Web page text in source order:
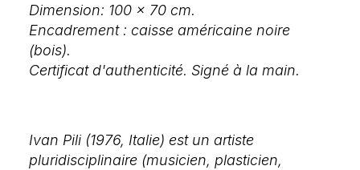
Dimension: 100 x 70 cm.
Encadrement : caisse américaine noire
(bois).
Certificat d'authenticité. Signé à la main.
Ivan Pili (1976, Italie) est un artiste
pluridisciplinaire (musicien, plasticien,